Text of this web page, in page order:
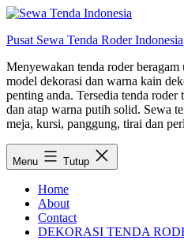
Lewati
konten
Pusat Sewa Tenda Roder Indonesia
Menyewakan tenda roder
model dekorasi dan warna kain
penting anda. Tersedia tenda
dan atap warna putih solid. Sewa
meja, kursi, panggung, tirai dan
Menu Tutup
Home
About
Contact
DEKORASI TENDA